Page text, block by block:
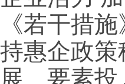
《若干措
持惠企政
展、要素